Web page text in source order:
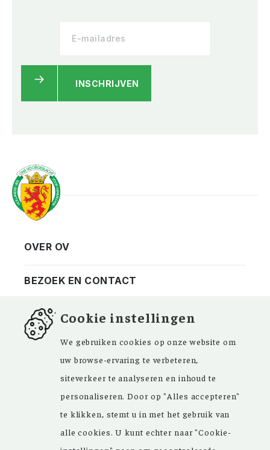
INSCHRIJVEN
Vereniging
Privacy
ANBI
Contact
Bezoekadres
Vraag en antwoord
OVER OV
BEZOEK EN CONTACT
NIEUWSBRIEF
FACEBOOK
Kom ‘Ons Voorgeslacht’ versterken. Sinds de
oprichting in 1946 zijn de inspirerende
Cookie instellingen
We gebruiken cookies op onze website om
uw browse-ervaring te verbeteren,
siteverkeer te analyseren en inhoud te
personaliseren. Door op "Alles accepteren"
te klikken, stemt u in met het gebruik van
alle cookies. U kunt echter naar "Cookie-